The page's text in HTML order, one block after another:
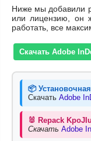
Ниже мы добавили
или лицензию, он
работать, все
Скачать Adobe
📦
Скачать Adobe
🐰 Repack
Скачать Adobe